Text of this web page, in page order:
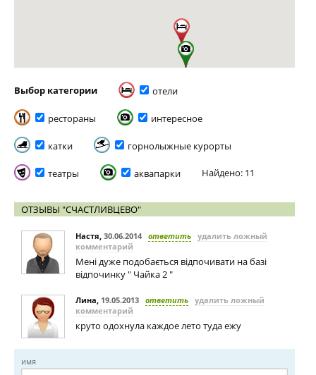
Выбор категории отели
рестораны интересное
катки горнолыжные курорты
театры аквапарки Найдено: 11
ОТЗЫВЫ "СЧАСТЛИВЦЕВО"
Настя, 30.06.2014 ответить удалить ложный
комментарий
Мені дуже подобається відпочивати на базі
відпочинку " Чайка 2 "
Лина, 19.05.2013 ответить удалить ложный
комментарий
круто одохнула каждое лето туда ежу
имя